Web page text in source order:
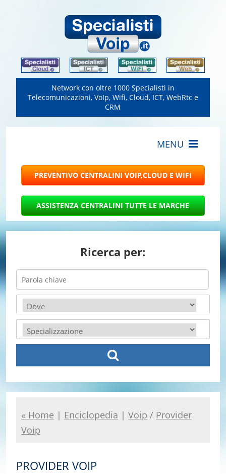
Network con oltre 1000 Specialisti in
Telecomunicazioni, VoIp, Wifi, Cloud, ICT, WebRtc e
CRM
Ricerca per:
« Home | Enciclopedia |Voip / Provider
Voip
PROVIDER VOIP